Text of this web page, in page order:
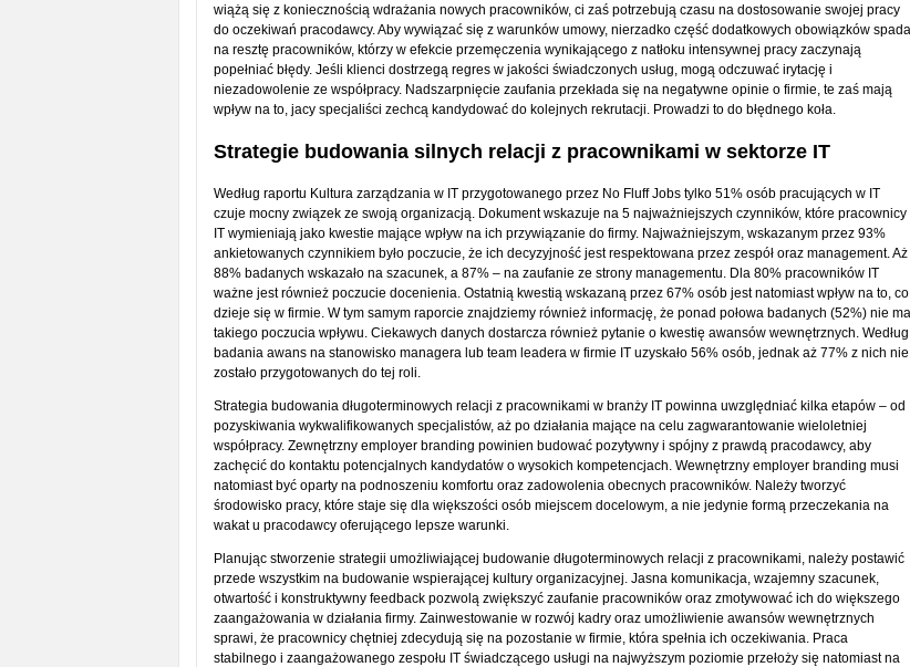
wiążą się z koniecznością wdrażania nowych pracowników, ci zaś potrzebują czasu na dostosowanie swojej pracy
do oczekiwań pracodawcy. Aby wywiązać się z warunków umowy, nierzadko część dodatkowych obowiązków spada
na resztę pracowników, którzy w efekcie przemęczenia wynikającego z natłoku intensywnej pracy zaczynają
popełniać błędy. Jeśli klienci dostrzegą regres w jakości świadczonych usług, mogą odczuwać irytację i
niezadowolenie ze współpracy. Nadszarpnięcie zaufania przekłada się na negatywne opinie o firmie, te zaś mają
wpływ na to, jacy specjaliści zechcą kandydować do kolejnych rekrutacji. Prowadzi to do błędnego koła.
Strategie budowania silnych relacji z pracownikami w sektorze IT
Według raportu Kultura zarządzania w IT przygotowanego przez No Fluff Jobs tylko 51% osób pracujących w IT
czuje mocny związek ze swoją organizacją. Dokument wskazuje na 5 najważniejszych czynników, które pracownicy
IT wymieniają jako kwestie mające wpływ na ich przywiązanie do firmy. Najważniejszym, wskazanym przez 93%
ankietowanych czynnikiem było poczucie, że ich decyzyjność jest respektowana przez zespół oraz management. Aż
88% badanych wskazało na szacunek, a 87% – na zaufanie ze strony managementu. Dla 80% pracowników IT
ważne jest również poczucie docenienia. Ostatnią kwestią wskazaną przez 67% osób jest natomiast wpływ na to, co
dzieje się w firmie. W tym samym raporcie znajdziemy również informację, że ponad połowa badanych (52%) nie ma
takiego poczucia wpływu. Ciekawych danych dostarcza również pytanie o kwestię awansów wewnętrznych. Według
badania awans na stanowisko managera lub team leadera w firmie IT uzyskało 56% osób, jednak aż 77% z nich nie
zostało przygotowanych do tej roli.
Strategia budowania długoterminowych relacji z pracownikami w branży IT powinna uwzględniać kilka etapów – od
pozyskiwania wykwalifikowanych specjalistów, aż po działania mające na celu zagwarantowanie wieloletniej
współpracy. Zewnętrzny employer branding powinien budować pozytywny i spójny z prawdą pracodawcy, aby
zachęcić do kontaktu potencjalnych kandydatów o wysokich kompetencjach. Wewnętrzny employer branding musi
natomiast być oparty na podnoszeniu komfortu oraz zadowolenia obecnych pracowników. Należy tworzyć
środowisko pracy, które staje się dla większości osób miejscem docelowym, a nie jedynie formą przeczekania na
wakat u pracodawcy oferującego lepsze warunki.
Planując stworzenie strategii umożliwiającej budowanie długoterminowych relacji z pracownikami, należy postawić
przede wszystkim na budowanie wspierającej kultury organizacyjnej. Jasna komunikacja, wzajemny szacunek,
otwartość i konstruktywny feedback pozwolą zwiększyć zaufanie pracowników oraz zmotywować ich do większego
zaangażowania w działania firmy. Zainwestowanie w rozwój kadry oraz umożliwienie awansów wewnętrznych
sprawi, że pracownicy chętniej zdecydują się na pozostanie w firmie, która spełnia ich oczekiwania. Praca
stabilnego i zaangażowanego zespołu IT świadczącego usługi na najwyższym poziomie przełoży się natomiast na